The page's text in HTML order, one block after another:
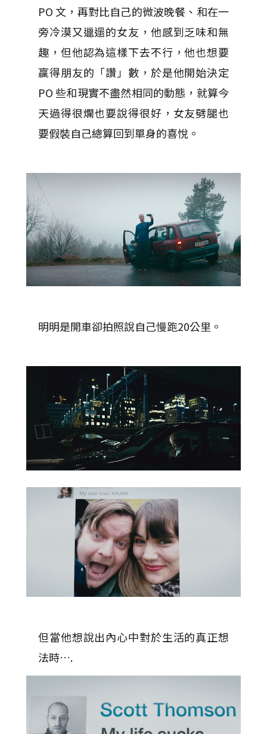
PO 文，再對比自己的微波晚餐、和在一
旁冷漠又邋遢的女友，他感到乏味和無
趣，但他認為這樣下去不行，他也想要
贏得朋友的「讚」數，於是他開始決定
PO 些和現實不盡然相同的動態，就算今
天過得很爛也要說得很好，女友劈腿也
要假裝自己總算回到單身的喜悅。
明明是開車卻拍照說自己慢跑20公里。
但當他想說出內心中對於生活的真正想
法時….